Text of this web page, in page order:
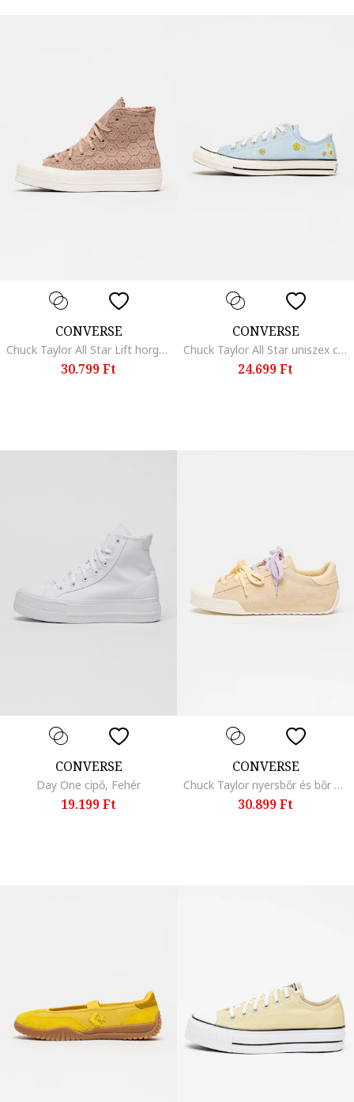
CONVERSE
Chuck Taylor All Star Lift horgolt csipkés cipő, Púderrózsaszín
30.799 Ft
CONVERSE
Chuck Taylor All Star uniszex cipő, Mézsárga/Azúrkék/Fűzöld
24.699 Ft
CONVERSE
Day One cipő, Fehér
19.199 Ft
CONVERSE
Chuck Taylor nyersbőr és bőr sneaker, Pezsgőbézs
30.899 Ft